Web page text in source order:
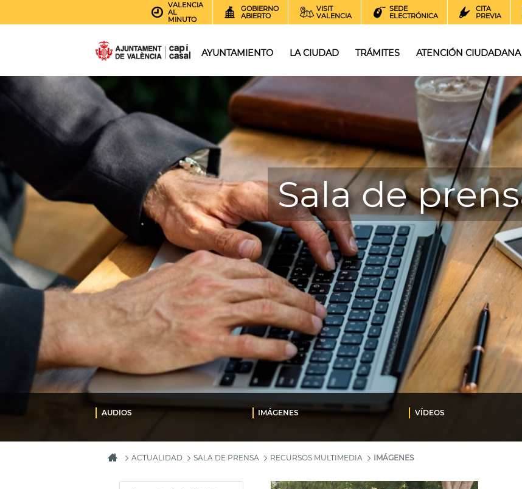
VALENCIA
AL
MINUTO
GOBIERNO
ABIERTO
VISIT
VALENCIA
SEDE
ELECTRÓNICA
CITA
PREVIA
AYUNTAMIENTO LA CIUDAD TRÁMITES ATENCIÓN CIUDADANA
Sala de
AUDIOS IMÁGENES VÍDEOS
ACTUALIDAD SALA DE PRENSA RECURSOS MULTIMEDIA IMÁGENES